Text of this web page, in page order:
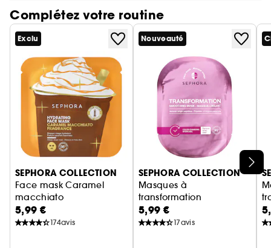
Complétez votre routine
Exclu
SEPHORA COLLECTION
Face mask Caramel
macchiato
Masque visage Caramel macchiato
5,99 €
174avis
Nouveauté
SEPHORA COLLECTION
Masques à
transformation
Masques hydrogel visage
5,99 €
17avis